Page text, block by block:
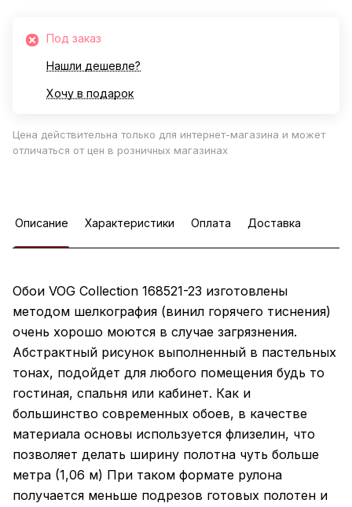
Под заказ
Нашли дешевле?
Хочу в подарок
Цена действительна только для интернет-магазина и может
отличаться от цен в розничных магазинах
Описание Характеристики Оплата Доставка
Обои VOG Collection 168521-23 изготовлены
методом шелкография (винил горячего тиснения)
очень хорошо моются в случае загрязнения.
Абстрактный рисунок выполненный в пастельных
тонах, подойдет для любого помещения будь то
гостиная, спальня или кабинет. Как и
большинство современных обоев, в качестве
материала основы используется флизелин, что
позволяет делать ширину полотна чуть больше
метра (1,06 м) При таком формате рулона
получается меньше подрезов готовых полотен и